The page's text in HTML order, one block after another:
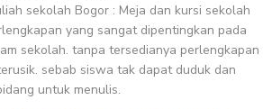
sekolah Bogor : Meja dan kursi sekolah
yang sangat dipentingkan pada
sekolah. tanpa tersedianya perlengkapan
sebab siswa tak dapat duduk dan
untuk menulis.